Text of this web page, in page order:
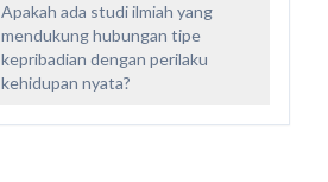
Apakah ada studi ilmiah yang
mendukung hubungan tipe
kepribadian dengan perilaku
kehidupan nyata?